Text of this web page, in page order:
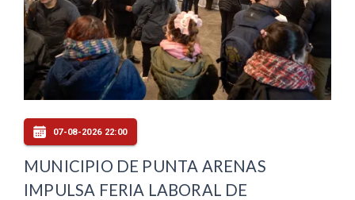
07-08-2026 22:00
MUNICIPIO DE PUNTA ARENAS
IMPULSA FERIA LABORAL DE